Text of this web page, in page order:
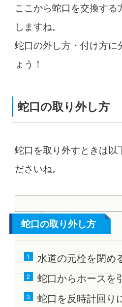
ここから蛇口を交換する
しますね。
蛇口の外し方・付け方に
ょう！
蛇口の取り外し方
蛇口を取り外すときは以
ださいね。
蛇口の取り外し方
水道の元栓を閉め
蛇口からホースを
蛇口を反時計回り